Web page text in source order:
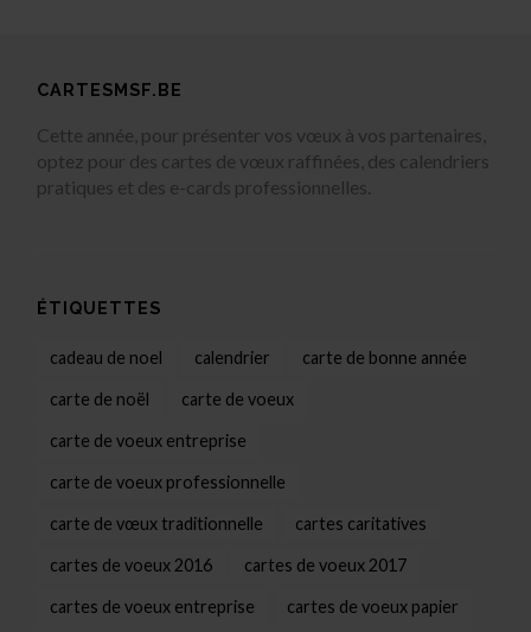
CARTESMSF.BE
Cette année, pour présenter vos vœux à vos partenaires,
optez pour des cartes de vœux raffinées, des calendriers
pratiques et des e-cards professionnelles.
ÉTIQUETTES
cadeau de noel calendrier carte de bonne année
carte de noël carte de voeux
carte de voeux entreprise
carte de voeux professionnelle
carte de vœux traditionnelle cartes caritatives
cartes de voeux 2016 cartes de voeux 2017
cartes de voeux entreprise cartes de voeux papier